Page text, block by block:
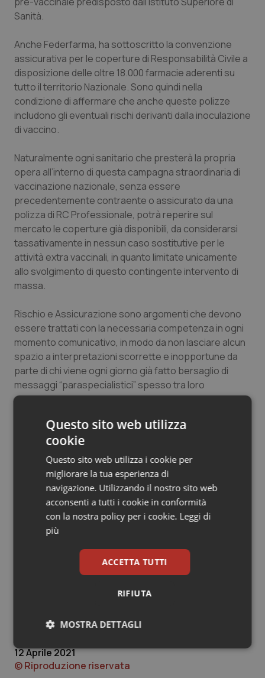
Quotidiano Cardiologia
Quotidiano Chirurgia
Quotidiano Oncologia
Quotidiano Pediatria
Rene & patologie urogenitali
Salute orale & impianti
Sangue & coagulazione
Tiroide
Tumore al seno
Tumore ovarico
Tumori del Polmone & Testa Collo
Tumori gastrointestinali
Ulcera & Reflusso
Sanità.
Anche Federfarma, ha sottoscritto la convenzione
assicurativa per le coperture di Responsabilità Civile a
disposizione delle oltre 18.000 farmacie aderenti su
tutto il territorio Nazionale. Sono quindi nella
condizione di affermare che anche queste polizze
includono gli eventuali rischi derivanti dalla inoculazione
di vaccino.
Naturalmente ogni sanitario che presterà la propria
opera all’interno di questa campagna straordinaria di
vaccinazione nazionale, senza essere
precedentemente contraente o assicurato da una
polizza di RC Professionale, potrà reperire sul
mercato le coperture già disponibili, da considerarsi
tassativamente in nessun caso sostitutive per le
attività extra vaccinali, in quanto limitate unicamente
allo svolgimento di questo contingente intervento di
massa.
Rischio e Assicurazione sono argomenti che devono
essere trattati con la necessaria competenza in ogni
momento comunicativo, in modo da non lasciare alcun
spazio a interpretazioni scorrette e inopportune da
parte di chi viene ogni giorno già fatto bersaglio di
messaggi “paraspecialistici” spesso tra loro
contradditori.
Le polizze emesse dalle primarie Compagnie del
mercato assicurativo prevedono la copertura per
tutte le attività prestate presso Strutture Sanitarie
Pubbliche/Private in conseguenza dell’emergenza
Covid-19.
Non sono da consigliare coperture parziali e
inadeguate alla professione se non complete per
chiamato a svolgere.
Consigliere di Responsabilitasanitaria.it
12 Aprile 2021
© Riproduzione riservata
Questo sito web utilizza
cookie
Questo sito web utilizza i cookie per
migliorare la tua esperienza di
navigazione. Utilizzando il nostro sito web
acconsenti a tutti i cookie in conformità
con la nostra policy per i cookie. Leggi di
più
ACCETTA TUTTI
RIFIUTA
MOSTRA DETTAGLI
Necessari Statistici Marketing